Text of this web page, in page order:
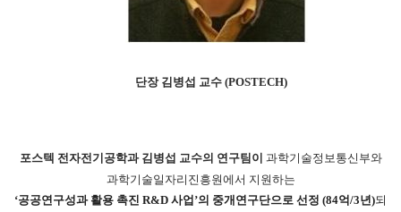
단장 김병섭 교수 (POSTECH)
포스텍 전자전기공학과 김병섭 교수의 연구팀이 과학기술정보통신부와
과학기술일자리진흥원에서 지원하는
‘공공연구성과 활용 촉진 R&D 사업’의 중개연구단으로 선정 (84억/3년)되